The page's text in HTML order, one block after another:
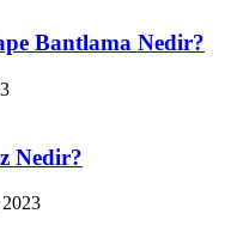
Bantlama Nedir?
Nedir?